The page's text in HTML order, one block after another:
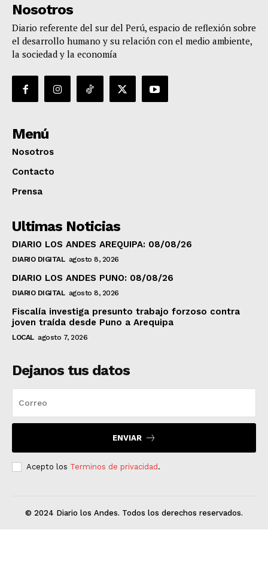
Nosotros
Diario referente del sur del Perú, espacio de reflexión sobre
el desarrollo humano y su relación con el medio ambiente,
la sociedad y la economía
Menú
Nosotros
Contacto
Prensa
Ultimas Noticias
DIARIO LOS ANDES AREQUIPA: 08/08/26
DIARIO DIGITAL agosto 8, 2026
DIARIO LOS ANDES PUNO: 08/08/26
DIARIO DIGITAL agosto 8, 2026
Fiscalía investiga presunto trabajo forzoso contra
joven traída desde Puno a Arequipa
LOCAL agosto 7, 2026
Dejanos tus datos
ENVIAR
Acepto los Terminos de privacidad.
© 2024 Diario los Andes. Todos los derechos reservados.